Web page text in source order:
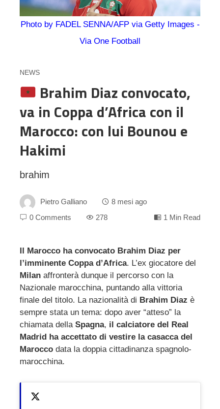
Photo by FADEL SENNA/AFP via Getty Images -
Via One Football
NEWS
Brahim Diaz convocato,
va in Coppa d’Africa con il
Marocco: con lui Bounou e
Hakimi
brahim
Pietro Galliano
8 mesi ago
0 Comments
278 1 Min Read
Il Marocco ha convocato Brahim Diaz per
l’imminente Coppa d’Africa. L’ex giocatore del
Milan affronterà dunque il percorso con la
Nazionale marocchina, puntando alla vittoria
finale del titolo. La nazionalità di Brahim Diaz è
sempre stata un tema: dopo aver “atteso” la
chiamata della Spagna, il calciatore del Real
Madrid ha accettato di vestire la casacca del
Marocco data la doppia cittadinanza spagnolo-
marocchina.